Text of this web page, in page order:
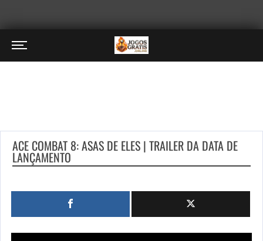
ACE COMBAT 8: ASAS DE ELES | TRAILER DA DATA DE
LANÇAMENTO